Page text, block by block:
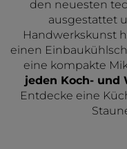
den neuesten
ausgestattet
Handwerkskunst
einen
eine kompakte
jeden Koch- und
Entdecke eine